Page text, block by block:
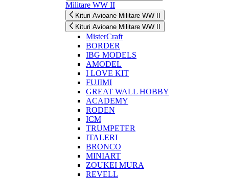
Militare WW II
Kituri Avioane Militare WW II
Kituri Avioane Militare WW II
MisterCraft
BORDER
IBG MODELS
AMODEL
I LOVE KIT
FUJIMI
GREAT WALL HOBBY
ACADEMY
RODEN
ICM
TRUMPETER
ITALERI
BRONCO
MINIART
ZOUKEI MURA
REVELL